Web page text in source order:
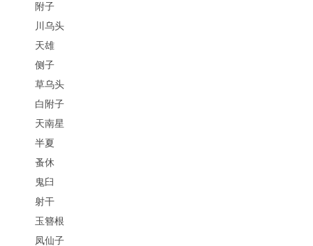
附子
川乌头
天雄
侧子
草乌头
白附子
天南星
半夏
蚤休
鬼臼
射干
玉簪根
凤仙子